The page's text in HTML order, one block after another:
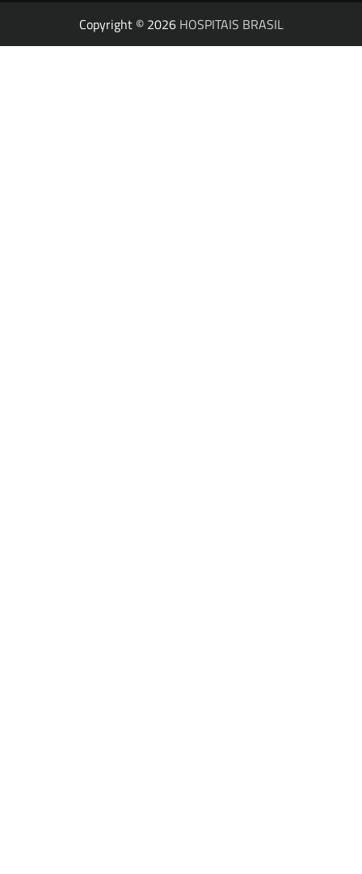
Copyright © 2026 HOSPITAIS BRASIL